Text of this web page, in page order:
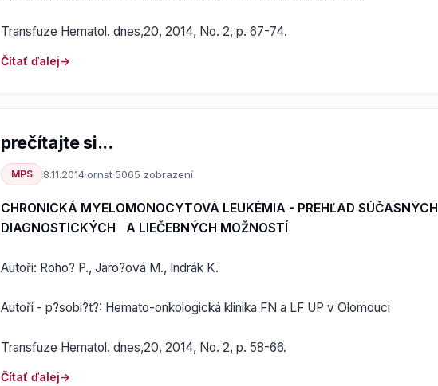
Transfuze Hematol. dnes,20, 2014, No. 2, p. 67-74.
Čítať ďalej
prečítajte si...
MPS 8.11.2014·ornst·5065 zobrazení
CHRONICKÁ MYELOMONOCYTOVÁ LEUKÉMIA - PREHĽAD SÚČASNÝCH
DIAGNOSTICKÝCH A LIEČEBNÝCH MOŽNOSTÍ
Autoři: Roho? P., Jaro?ová M., Indrák K.
Autoři - p?sobi?t?: Hemato-onkologická klinika FN a LF UP v Olomouci
Transfuze Hematol. dnes,20, 2014, No. 2, p. 58-66.
Čítať ďalej